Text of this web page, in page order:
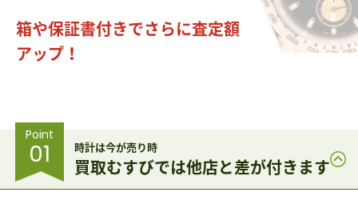
箱や保証書付きでさらに査定額
アップ！
Point
01 時計は今が売り時
買取むすびでは他店と差が付きます